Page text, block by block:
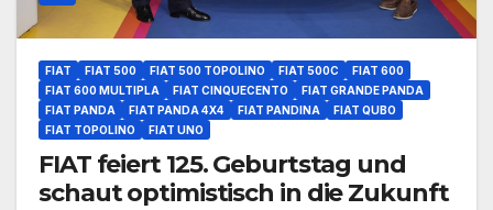
FIAT FIAT 500 FIAT 500 TOPOLINO FIAT 500C
FIAT 600
FIAT 600 MULTIPLA
FIAT CINQUECENTO
FIAT GRANDE PANDA
FIAT PANDA
FIAT PANDA 4X4 FIAT PANDINA
FIAT QUBO
FIAT TOPOLINO
FIAT UNO
FIAT feiert 125. Geburtstag und
schaut optimistisch in die Zukunft